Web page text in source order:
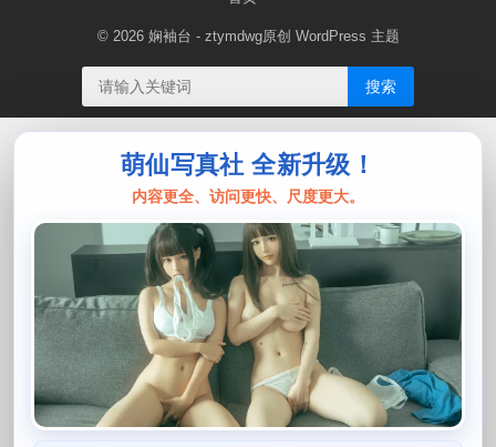
© 2026 娴袖台 - ztymdwg原创 WordPress 主题
搜索
萌仙写真社 全新升级！
内容更全、访问更快、尺度更大。